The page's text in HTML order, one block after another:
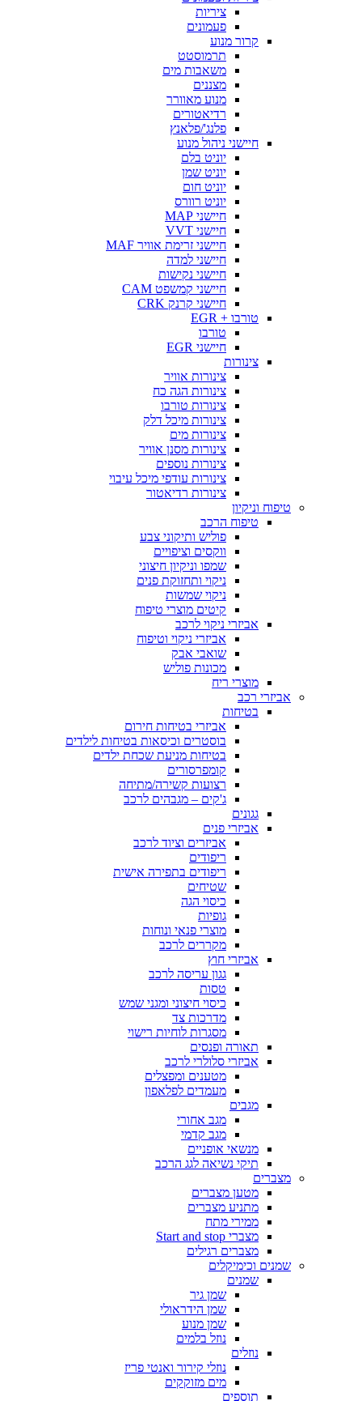
ציריות
פעמונים
קרור מנוע
תרמוסטט
משאבות מים
מצננים
מנוע מאוורר
רדיאטורים
פלנג'/פלאנץ
חיישני ניהול מנוע
יוניט בלם
יוניט שמן
יוניט חום
יוניט רוורס
חיישני MAP
חיישני VVT
חיישני זרימת אוויר MAF
חיישני למדה
חיישני נקישות
חיישני קמשפט CAM
חיישני קרנק CRK
טורבו + EGR
טורבו
חיישני EGR
צינורות
צינורות אוויר
צינורות הגה כח
צינורות טורבו
צינורות מיכל דלק
צינורות מים
צינורות מסנן אוויר
צינורות נוספים
צינורות עודפי מיכל עיבוי
צינורות רדיאטור
טיפוח וניקיון
טיפוח הרכב
פוליש ותיקוני צבע
ווקסים וציפויים
שמפו וניקיון חיצוני
ניקוי ותחזוקת פנים
ניקוי שמשות
קיטים מוצרי טיפוח
אביזרי ניקוי לרכב
אביזרי ניקוי וטיפוח
שואבי אבק
מכונות פוליש
מוצרי ריח
אביזרי רכב
בטיחות
אביזרי בטיחות חירום
בוסטרים וכיסאות בטיחות לילדים
בטיחות מניעת שכחת ילדים
קומפרסורים
רצועות קשירה/מתיחה
ג'קים – מגבהים לרכב
גגונים
אביזרי פנים
אביזרים וציוד לרכב
ריפודים
ריפודים בתפירה אישית
שטיחים
כיסוי הגה
גופיות
מוצרי פנאי ונוחות
מקררים לרכב
אביזרי חוץ
גגון עריסה לרכב
טסות
כיסוי חיצוני ומגני שמש
מדרכות צד
מסגרות לוחיות רישוי
תאורה ופנסים
אביזרי סלולרי לרכב
מטענים ומפצלים
מעמדים לפלאפון
מגבים
מגב אחורי
מגב קדמי
מנשאי אופניים
תיקי נשיאה לגג הרכב
מצברים
מטען מצברים
מתניע מצברים
ממירי מתח
מצברי Start and stop
מצברים רגילים
שמנים וכימיקלים
שמנים
שמן גיר
שמן הידראולי
שמן מנוע
נוזל בלמים
נוזלים
נוזלי קירור ואנטי פריז
מים מזוקקים
תוספים